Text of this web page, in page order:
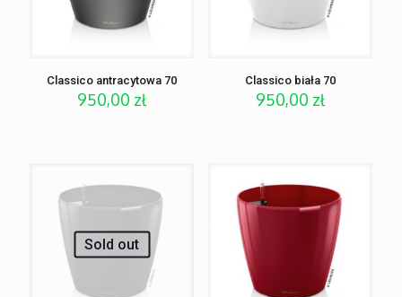
Classico antracytowa 70
950,00 zł
Classico biała 70
950,00 zł
Sold out